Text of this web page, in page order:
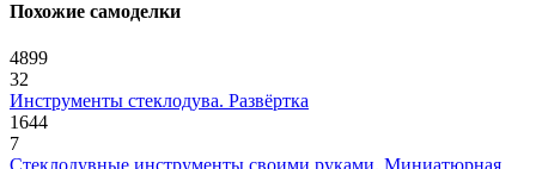
Похожие самоделки
4899
32
Инструменты стеклодува. Развёртка
1644
7